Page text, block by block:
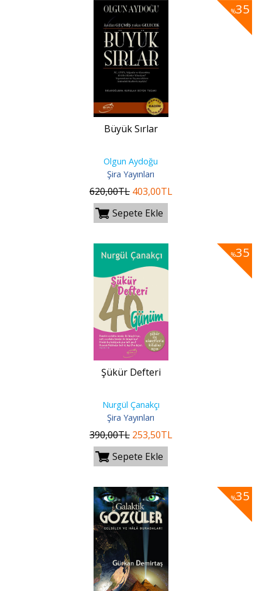
%35
Büyük Sırlar
Olgun Aydoğu
Şira Yayınları
620,00TL 403,00TL
Sepete Ekle
%35
Şükür Defteri
Nurgül Çanakçı
Şira Yayınları
390,00TL 253,50TL
Sepete Ekle
%35